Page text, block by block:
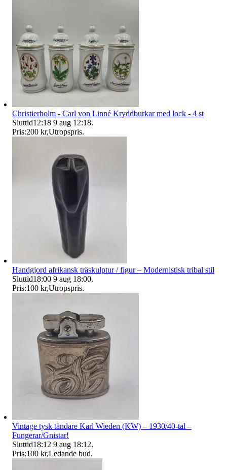
Christierholm - Carl von Linné Kryddburkar med lock - 4 st
Sluttid12:18 9 aug 12:18.
Pris:200 kr,Utropspris.
Handgjord afrikansk träskulptur / figur – Modernistisk tribal stil
Sluttid18:00 9 aug 18:00.
Pris:100 kr,Utropspris.
Vintage tysk tändare Karl Wieden (KW) – 1930/40-tal –
Fungerar/Gnistar!
Sluttid18:12 9 aug 18:12.
Pris:100 kr,Ledande bud.